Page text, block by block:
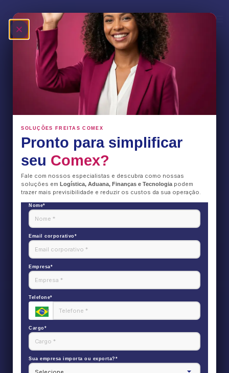
Fale Conosco
SOLUÇÕES FREITAS COMEX
Pronto para simplificar
seu Comex?
Fale com nossos especialistas e descubra como nossas
soluções emLogística, Aduana, Finanças e Tecnologiapodem
trazer mais previsibilidade e reduzir os custos da sua operação.
Nome*
Email corporativo*
Empresa*
Telefone*
Cargo*
Sua empresa importa ou exporta?*